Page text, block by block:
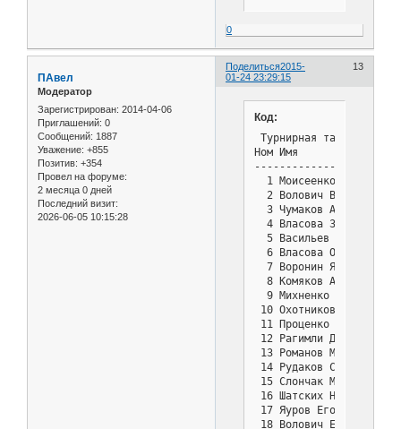
23.   29  Шипилов
23  Негробова
28  Титаренко
6  Власова
17  Яуров Егор
31  Высочкин
43  Сушков
30  Астанин
15  Слончак
35  Бражников
33  Малютин
38  Чеботарев
37.   36  Гулиев
40  Морозов
37  Толубаев
34  Богданов
42  Слинчук
39  Кулишкин
43.   41
44  Коженков
0
Поделиться 13
2015-
01-24 23:29:15
ПАвел
Модератор
Зарегистрирован: 2014-04-06
Приглашений: 0
Сообщений: 1887
Уважение: +855
Позитив: +354
Провел на форуме:
2 месяца 0 дней
Последний визит:
2026-06-05 10:15:28
Код:
Турнирная таблица
Ном Имя
1 Моисеенко Андрей
2 Волович Василий
3 Чумаков Александр
4 Власова Злата
5 Васильев Илья
6 Власова Олеся
7 Воронин Ярослав
8 Комяков Андрей
9 Михненко
10 Охотников
11 Проценко Лука
12 Рагимли Дениз
13 Романов
14 Рудаков
15 Слончак Максим
16 Шатских
17 Яуров Егор
18 Волович